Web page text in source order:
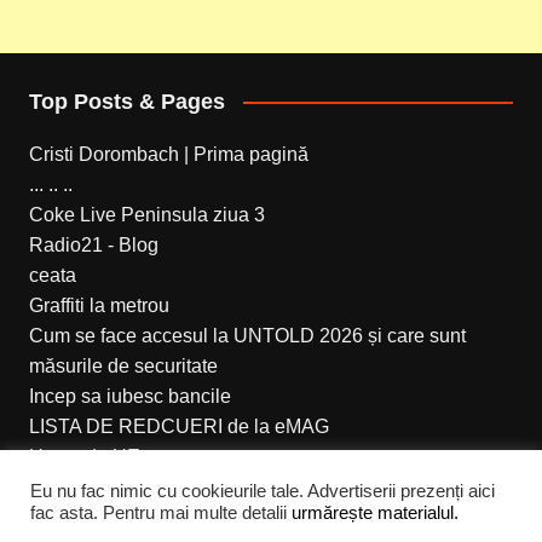
Top Posts & Pages
Cristi Dorombach | Prima pagină
... .. ..
Coke Live Peninsula ziua 3
Radio21 - Blog
ceata
Graffiti la metrou
Cum se face accesul la UNTOLD 2026 și care sunt
măsurile de securitate
Incep sa iubesc bancile
LISTA DE REDCUERI de la eMAG
Un an de UE
Eu nu fac nimic cu cookieurile tale. Advertiserii prezenți aici
fac asta. Pentru mai multe detalii urmărește materialul.